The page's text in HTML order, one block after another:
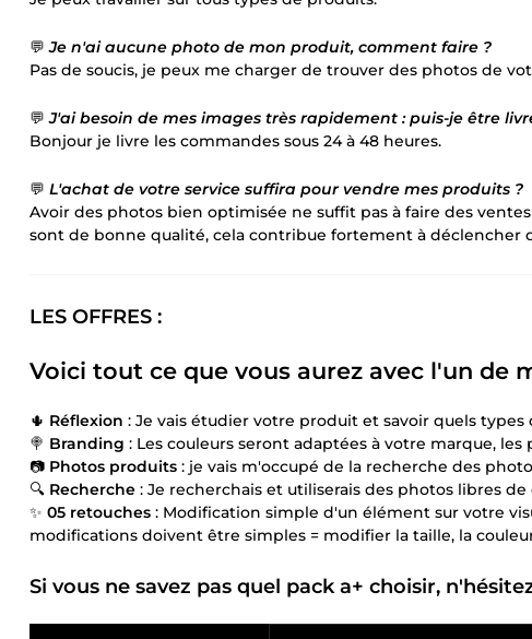
💬Je n'ai aucune photo de mon produit, comment faire ?
Pas de soucis, je peux me charger de trouver des photos de
💬J'ai besoin de mes images très rapidement : puis-je être
Bonjour je livre les commandes sous 24 à 48 heures.
💬 L'achat de votre service suffira pour vendre mes produits ?
Avoir des photos bien optimisée ne suffit pas à faire des
sont de bonne qualité, cela contribue fortement à déclencher
LES OFFRES :
Voici tout ce que vous aurez avec l'un de
🌵 Réflexion : Je vais étudier votre produit et savoir quels types
🍭 Branding : Les couleurs seront adaptées à votre marque,
📷 Photos produits : je vais m'occupé de la recherche des
🔍 Recherche : Je recherchais et utiliserais des photos libres
✨ 05 retouches : Modification simple d'un élément sur votre
modifications doivent être simples = modifier la taille, la
Si vous ne savez pas quel pack a+ choisir,